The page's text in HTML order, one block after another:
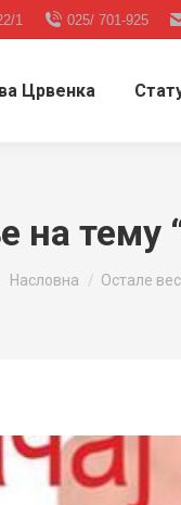
1 025/ 701-925
Црвенка
на тему
You are here:
Насловна Остале